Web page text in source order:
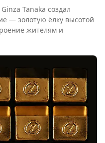
Tanaka создал
— золотую ёлку высотой
жителям и